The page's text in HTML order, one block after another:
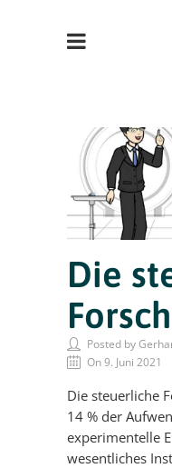
Die
Posted by
On 9. Juni 2021
Die steuerliche
14 % der
experimentelle
wesentliches